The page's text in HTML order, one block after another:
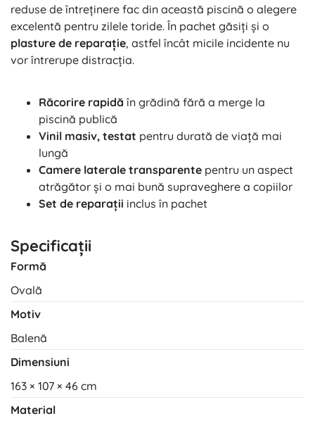
reduse de întreținere fac din această piscină o alegere
excelentă pentru zilele toride. În pachet găsiți și o
plasture de reparație, astfel încât micile incidente nu
vor întrerupe distracția.
Răcorire rapidă în grădină fără a merge la
piscină publică
Vinil masiv, testat pentru durată de viață mai
lungă
Camere laterale transparente pentru un aspect
atrăgător și o mai bună supraveghere a copiilor
Set de reparații inclus în pachet
Specificații
Formă
Ovală
Motiv
Balenă
Dimensiuni
163 × 107 × 46 cm
Material